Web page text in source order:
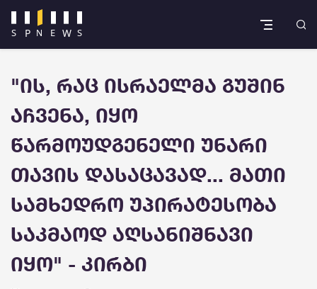
"ის, რაც ისრაელმა გუშინ
აჩვენა, იყო
წარმოუდგენელი უნარი
თავის დასაცავად... მათი
სამხედრო უპირატესობა
საკმაოდ აღსანიშნავი
იყო" - კირბი